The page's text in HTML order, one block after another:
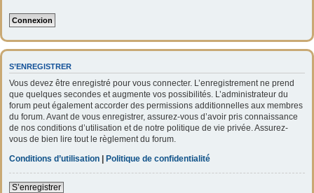
S’ENREGISTRER
Vous devez être enregistré pour vous connecter. L’enregistrement ne prend
que quelques secondes et augmente vos possibilités. L’administrateur du
forum peut également accorder des permissions additionnelles aux membres
du forum. Avant de vous enregistrer, assurez-vous d’avoir pris connaissance
de nos conditions d’utilisation et de notre politique de vie privée. Assurez-
vous de bien lire tout le règlement du forum.
Conditions d’utilisation | Politique de confidentialité
S’enregistrer